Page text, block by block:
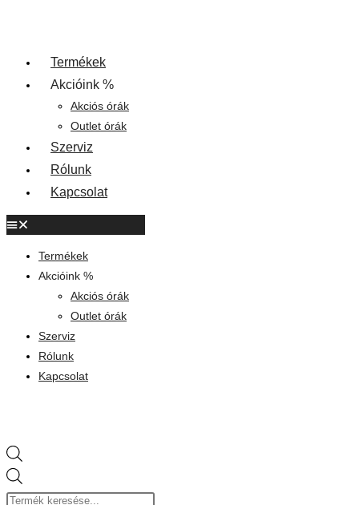
Termékek
Akcióink %
Akciós órák
Outlet órák
Szerviz
Rólunk
Kapcsolat
Termékek
Akcióink %
Akciós órák
Outlet órák
Szerviz
Rólunk
Kapcsolat
search